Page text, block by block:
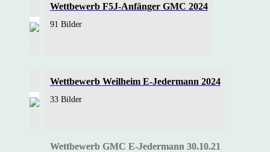
Wettbewerb F5J-Anfänger GMC 2024
91 Bilder
Wettbewerb Weilheim E-Jedermann 2024
33 Bilder
Wettbewerb GMC E-Jedermann 30.10.21